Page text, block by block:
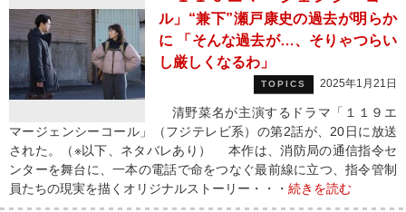
ル」“兼下”瀬戸康史の過去が明らか
に 「そんな過去が…、そりゃつらい
し厳しくなるわ」
TOPICS 2025年1月21日
清野菜名が主演するドラマ「１１９エ
マージェンシーコール」（フジテレビ系）の第2話が、20日に放送
された。（※以下、ネタバレあり） 本作は、消防局の通信指令セ
ンターを舞台に、一本の電話で命をつなぐ最前線に立つ、指令管制
員たちの現実を描くオリジナルストーリー・・・ 続きを読む